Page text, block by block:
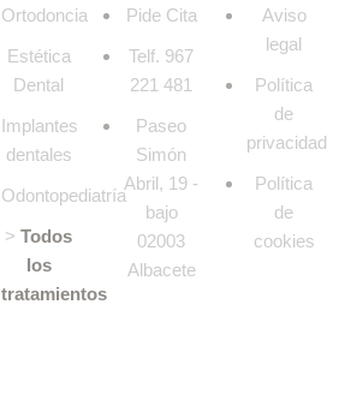
Ortodoncia
Estética
Dental
Implantes
dentales
Odontopediatría
> Todos
los
tratamientos
Pide Cita
Telf. 967
221 481
Paseo
Simón
Abril, 19 -
bajo
02003
Albacete
Aviso
legal
Política
de
privacidad
Política
de
cookies